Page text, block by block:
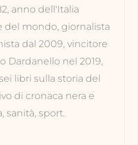
anno dell'Italia
del mondo, giornalista
dal 2009, vincitore
Dardanello nel 2019,
libri sulla storia del
di cronaca nera e
sanità, sport.